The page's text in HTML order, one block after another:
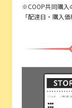
※COOP共同購入
「配達日・購入